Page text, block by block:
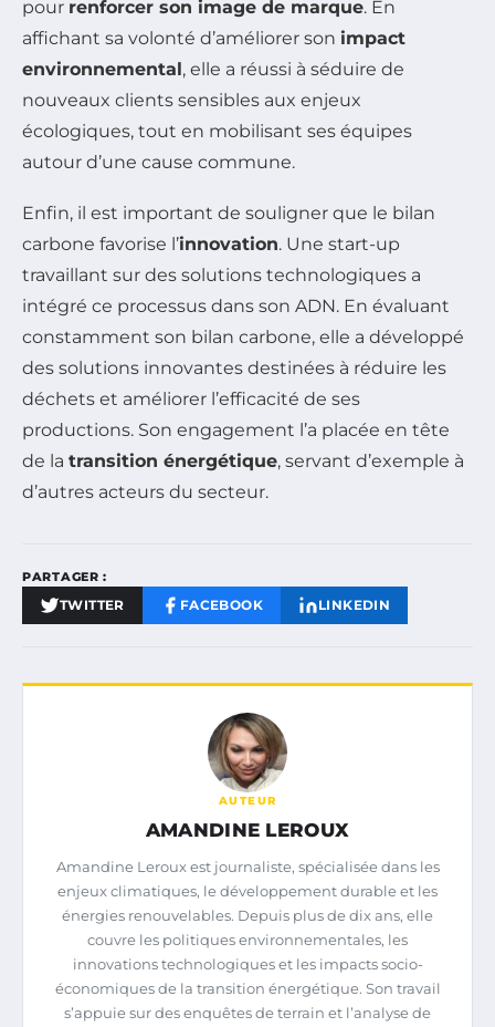
pour renforcer son image de marque. En
affichant sa volonté d’améliorer son impact
environnemental, elle a réussi à séduire de
nouveaux clients sensibles aux enjeux
écologiques, tout en mobilisant ses équipes
autour d’une cause commune.
Enfin, il est important de souligner que le bilan
carbone favorise l’innovation. Une start-up
travaillant sur des solutions technologiques a
intégré ce processus dans son ADN. En évaluant
constamment son bilan carbone, elle a développé
des solutions innovantes destinées à réduire les
déchets et améliorer l’efficacité de ses
productions. Son engagement l’a placée en tête
de la transition énergétique, servant d’exemple à
d’autres acteurs du secteur.
PARTAGER :
TWITTER FACEBOOK LINKEDIN
AUTEUR
AMANDINE LEROUX
Amandine Leroux est journaliste, spécialisée dans les
enjeux climatiques, le développement durable et les
énergies renouvelables. Depuis plus de dix ans, elle
couvre les politiques environnementales, les
innovations technologiques et les impacts socio-
économiques de la transition énergétique. Son travail
s’appuie sur des enquêtes de terrain et l’analyse de